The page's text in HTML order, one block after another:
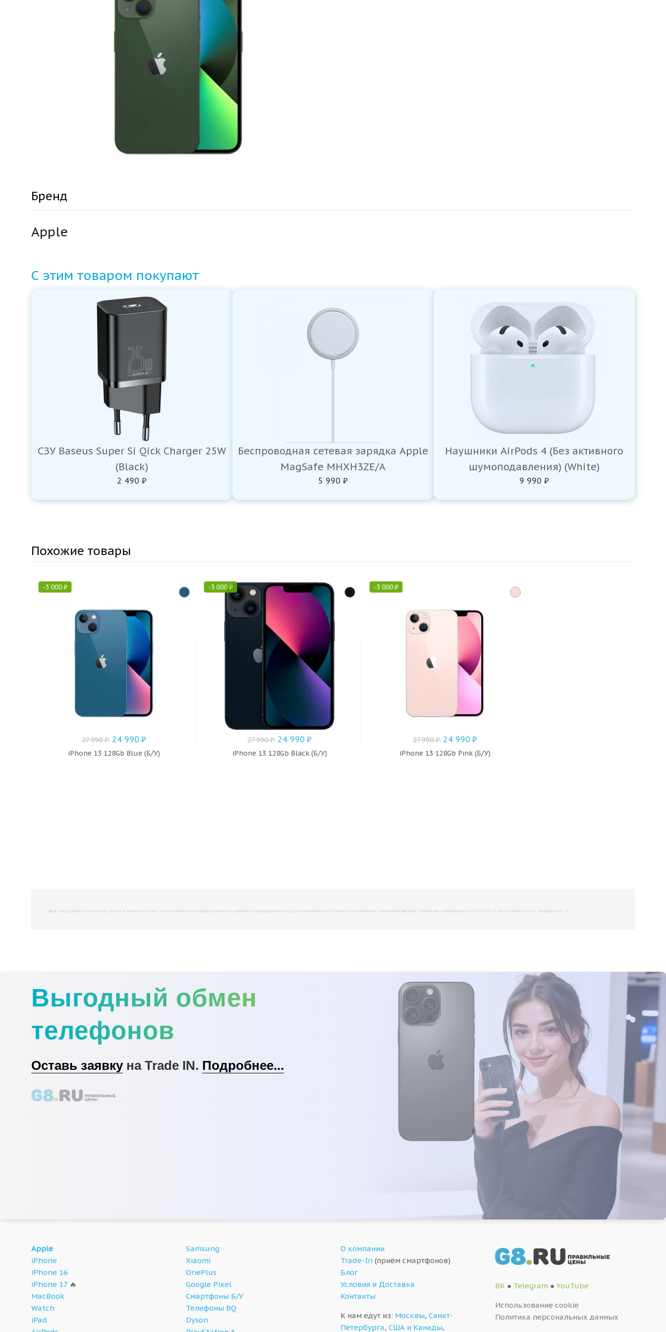
Бренд
Apple
С этим товаром покупают
СЗУ Baseus Super Si Qick Charger 25W
(Black)
2 490 ₽
Беспроводная сетевая зарядка Apple
MagSafe MHXH3ZE/A
5 990 ₽
Наушники AirPods 4 (Без активного
шумоподавления) (White)
9 990 ₽
Похожие товары
-3 000₽
27 990₽. 24 990₽
iPhone 13 128Gb Blue (Б/У)
-3 000₽
27 990₽. 24 990₽
iPhone 13 128Gb Black (Б/У)
-3 000₽
27 990₽. 24 990₽
iPhone 13 128Gb Pink (Б/У)
, Все представленные тексты, цены и значения носят исключительно информационный характер и представленны для ознакомления. Страница не является публичной офертой. Уточняйте информацию по т. 33-50-55 или в салоне на Ул. Театральной 19
Выгодный обмен
телефонов
Оставь заявкуна Trade IN. Подробнее...
Apple
iPhone
iPhone 16
iPhone 17 🔥
MacBook
Watch
iPad
Samsung
Xiaomi
OnePlus
Google Pixel
Смартфоны Б/У
Телефоны BQ
Dyson
О компании
Trade-In (приём смартфонов)
Блог
Условия и Доставка
Контакты
К нам едут из: Москвы, Санкт-
Петербурга, США и Канады,
ВК ● Telegram ● YouTube
Использование cookie
Политика персональных данных